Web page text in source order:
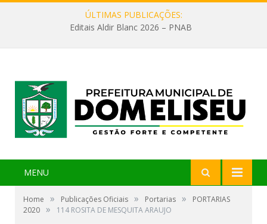
ÚLTIMAS PUBLICAÇÕES:
Editais Aldir Blanc 2026 – PNAB
MENU
Home » Publicações Oficiais » Portarias »
PORTARIAS
2020 » 114 ROSITA DE MESQUITA ARAUJO